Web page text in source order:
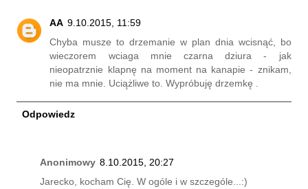
AA 9.10.2015, 11:59
Chyba musze to drzemanie w plan dnia wcisnąć, bo
wieczorem wciaga mnie czarna dziura - jak
nieopatrznie klapnę na moment na kanapie - znikam,
nie ma mnie. Uciążliwe to. Wypróbuję drzemkę .
Odpowiedz
Anonimowy 8.10.2015, 20:27
Jarecko, kocham Cię. W ogóle i w szczególe...:)